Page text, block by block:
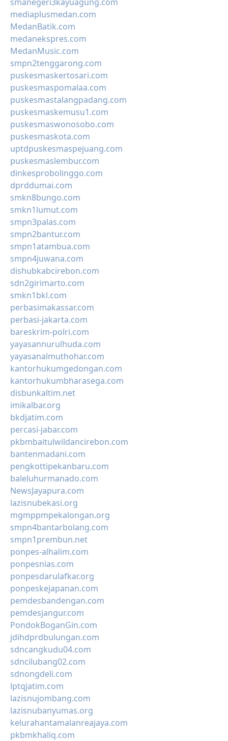
mediaplusmedan.com
MedanBatik.com
medanekspres.com
MedanMusic.com
smpn2tenggarong.com
puskesmaskertosari.com
puskesmaspomalaa.com
puskesmastalangpadang.com
puskesmaskemusu1.com
puskesmaswonosobo.com
puskesmaskota.com
uptdpuskesmaspejuang.com
puskesmaslembur.com
dinkesprobolinggo.com
dprddumai.com
smkn8bungo.com
smkn1lumut.com
smpn3palas.com
smpn2bantur.com
smpn1atambua.com
smpn4juwana.com
dishubkabcirebon.com
sdn2girimarto.com
smkn1bkl.com
perbasimakassar.com
perbasi-jakarta.com
bareskrim-polri.com
yayasannurulhuda.com
yayasanalmuthohar.com
kantorhukumgedongan.com
kantorhukumbharasega.com
disbunkaltim.net
imikalbar.org
bkdjatim.com
percasi-jabar.com
pkbmbaitulwildancirebon.com
bantenmadani.com
pengkottipekanbaru.com
baleluhurmanado.com
NewsJayapura.com
lazisnubekasi.org
mgmppmpekalongan.org
smpn4bantarbolang.com
smpn1prembun.net
ponpes-alhalim.com
ponpesnias.com
ponpesdarulafkar.org
ponpeskejapanan.com
pemdesbandengan.com
pemdesjangur.com
PondokBoganGin.com
jdihdprdbulungan.com
sdncangkudu04.com
sdncilubang02.com
sdnongdeli.com
lptqjatim.com
lazisnujombang.com
lazisnubanyumas.org
kelurahantamalanreajaya.com
pkbmkhaliq.com